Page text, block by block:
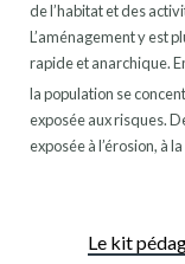
de l’habitat et des
L’aménagement y est
rapide et anarchique.
la population se
exposée aux risques.
exposée à l’érosion, à
Le kit